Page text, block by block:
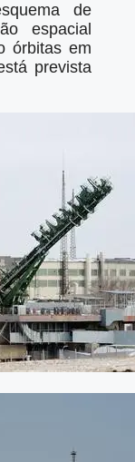
de
espacial
órbitas em
prevista